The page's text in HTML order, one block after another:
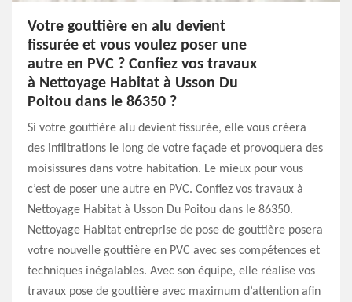
Votre gouttière en alu devient
fissurée et vous voulez poser une
autre en PVC ? Confiez vos travaux
à Nettoyage Habitat à Usson Du
Poitou dans le 86350 ?
Si votre gouttière alu devient fissurée, elle vous créera
des infiltrations le long de votre façade et provoquera des
moisissures dans votre habitation. Le mieux pour vous
c’est de poser une autre en PVC. Confiez vos travaux à
Nettoyage Habitat à Usson Du Poitou dans le 86350.
Nettoyage Habitat entreprise de pose de gouttière posera
votre nouvelle gouttière en PVC avec ses compétences et
techniques inégalables. Avec son équipe, elle réalise vos
travaux pose de gouttière avec maximum d’attention afin